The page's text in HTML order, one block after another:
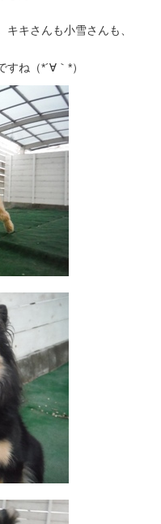
キさんも小雪さんも、
ね（*´∀｀*）